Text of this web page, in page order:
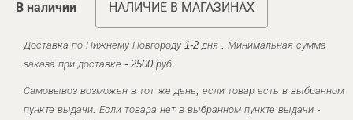
В наличии НАЛИЧИЕ В МАГАЗИНАХ
Доставка по Нижнему Новгороду 1-2 дня . Минимальная сумма
заказа при доставке - 2500 руб.
Самовывоз возможен в тот же день, если товар есть в выбранном
пункте выдачи. Если товара нет в выбранном пункте выдачи -